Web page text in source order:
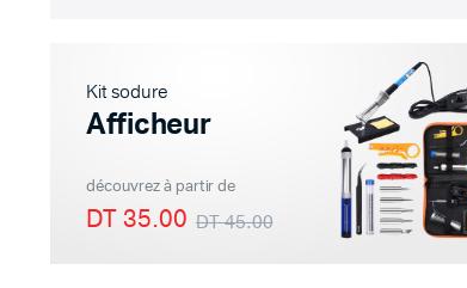
Composants Electroniques
Kit sodure
Afficheur
découvrez à partir de
DT 45.00
DT 35.00